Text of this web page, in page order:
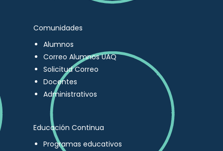
Comunidades
Alumnos
Correo Alumnos UAQ
Solicitud Correo
Docentes
Administrativos
Educación Continua
Programas educativos